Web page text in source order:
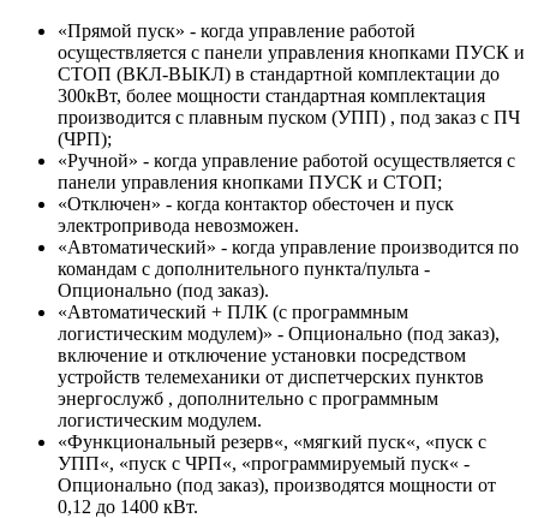
«Прямой пуск» - когда управление работой
осуществляется с панели управления кнопками ПУСК и
СТОП (ВКЛ-ВЫКЛ) в стандартной комплектации до
300кВт, более мощности стандартная комплектация
производится с плавным пуском (УПП) , под заказ с ПЧ
(ЧРП);
«Ручной» - когда управление работой осуществляется с
панели управления кнопками ПУСК и СТОП;
«Отключен» - когда контактор обесточен и пуск
электропривода невозможен.
«Автоматический» - когда управление производится по
командам с дополнительного пункта/пульта -
Опционально (под заказ).
«Автоматический + ПЛК (с программным
логистическим модулем)» - Опционально (под заказ),
включение и отключение установки посредством
устройств телемеханики от диспетчерских пунктов
энергослужб , дополнительно с программным
логистическим модулем.
«Функциональный резерв«, «мягкий пуск«, «пуск с
УПП«, «пуск с ЧРП«, «программируемый пуск« -
Опционально (под заказ), производятся мощности от
0,12 до 1400 кВт.